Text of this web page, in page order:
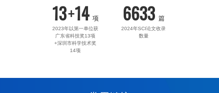
13+14 项
2023年以第一单位获
广东省科技奖13项
+深圳市科学技术奖
14项
6633 篇
2024年SCI论文收录
数量